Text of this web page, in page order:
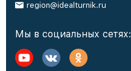
region@idealturnik.ru
Мы в социальных сетях: